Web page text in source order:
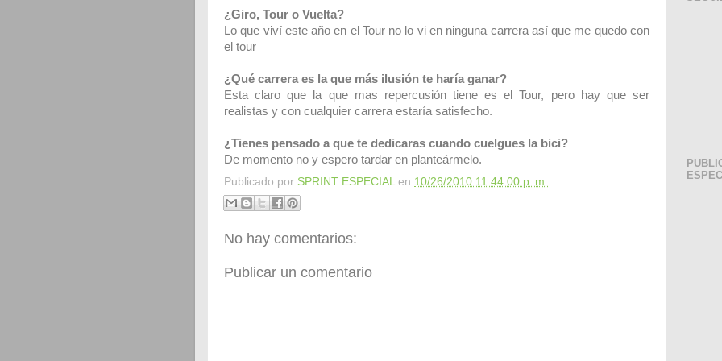
¿Giro, Tour o Vuelta?
Lo que viví este año en el Tour no lo vi en ninguna carrera así que me quedo con
el tour
¿Qué carrera es la que más ilusión te haría ganar?
Esta claro que la que mas repercusión tiene es el Tour, pero hay que ser
realistas y con cualquier carrera estaría satisfecho.
¿Tienes pensado a que te dedicaras cuando cuelgues la bici?
De momento no y espero tardar en planteármelo.
Publicado por SPRINT ESPECIAL en 10/26/2010 11:44:00 p. m.
No hay comentarios:
Publicar un comentario